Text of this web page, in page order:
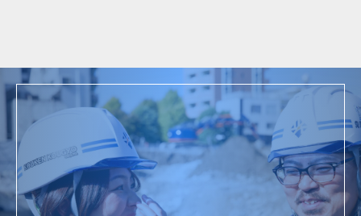
採用情報